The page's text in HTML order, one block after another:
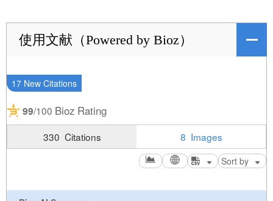
使用文献（Powered by Bioz）